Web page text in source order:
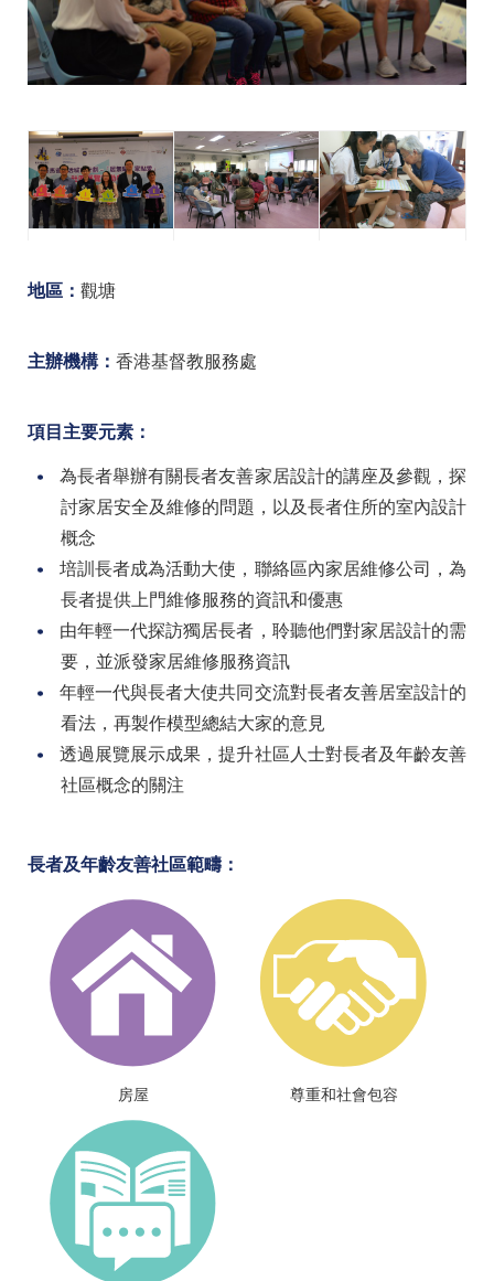
地區： 觀塘
主辦機構： 香港基督教服務處
項目主要元素：
為長者舉辦有關長者友善家居設計的講座及參觀，探
討家居安全及維修的問題，以及長者住所的室內設計
概念
培訓長者成為活動大使，聯絡區內家居維修公司，為
長者提供上門維修服務的資訊和優惠
由年輕一代探訪獨居長者，聆聽他們對家居設計的需
要，並派發家居維修服務資訊
年輕一代與長者大使共同交流對長者友善居室設計的
看法，再製作模型總結大家的意見
透過展覽展示成果，提升社區人士對長者及年齡友善
社區概念的關注
長者及年齡友善社區範疇：
房屋 尊重和社會包容